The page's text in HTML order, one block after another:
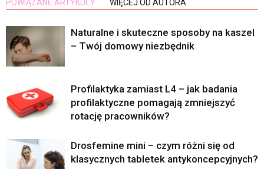
POWIĄZANE ARTYKUŁY WIĘCEJ OD AUTORA
Naturalne i skuteczne sposoby na kaszel
– Twój domowy niezbędnik
Profilaktyka zamiast L4 – jak badania
profilaktyczne pomagają zmniejszyć
rotację pracowników?
Drosfemine mini – czym różni się od
klasycznych tabletek antykoncepcyjnych?